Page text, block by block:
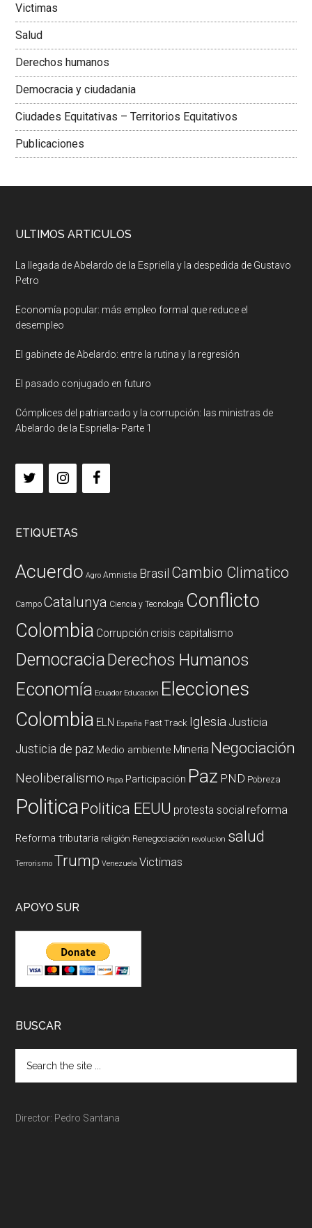
Victimas
Salud
Derechos humanos
Democracia y ciudadania
Ciudades Equitativas – Territorios Equitativos
Publicaciones
ULTIMOS ARTICULOS
La llegada de Abelardo de la Espriella y la despedida de Gustavo
Petro
Economía popular: más empleo formal que reduce el
desempleo
El gabinete de Abelardo: entre la rutina y la regresión
El pasado conjugado en futuro
Cómplices del patriarcado y la corrupción: las ministras de
Abelardo de la Espriella- Parte 1
ETIQUETAS
Acuerdo Agro Amnistia Brasil Cambio Climatico
Campo Catalunya Ciencia y Tecnología Conflicto
Colombia Corrupción crisis capitalismo
DemocraciaDerechos Humanos
Economía Ecuador Educación Elecciones
Colombia ELN España Fast Track Iglesia Justicia
Justicia de paz Medio ambiente Mineria Negociación
Neoliberalismo Papa Participación Paz PND Pobreza
PoliticaPolitica EEUU protesta social reforma
Reforma tributaria religión Renegociación revolucion salud
Terrorismo Trump Venezuela Victimas
APOYO SUR
BUSCAR
Director: Pedro Santana